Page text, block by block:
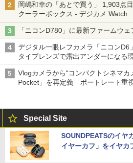
岡嶋和幸の「あとで買う」 1,903点
クーラーボックス - デジカメ Watch
「ニコンD780」に最新ファームウ
デジタル一眼レフカメラ「ニコン
タイプレンズで露出アンダーになる
Vlogカメラから“コンパクトシネマ
Pocket」を再定義 ポートレート重
Special Site
SOUNDPEATSのイヤ
イヤーカフ」をイヤカ